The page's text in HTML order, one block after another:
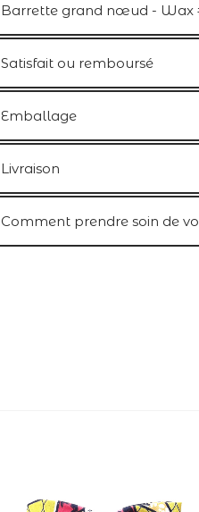
Barrette grand nœud - Wax
Satisfait ou remboursé
Emballage
Livraison
Comment prendre soin de